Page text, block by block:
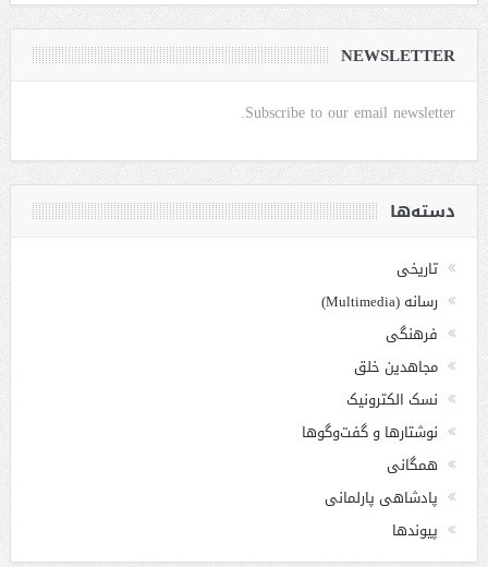
NEWSLETTER
Subscribe to our email newsletter.
دسته‌ها
تاریخی
رسانه (Multimedia)
فرهنگی
مجاهدین خلق
نسک الکترونیک
نوشتارها و گفت‌وگوها
همگانی
پادشاهی پارلمانی
پیوندها